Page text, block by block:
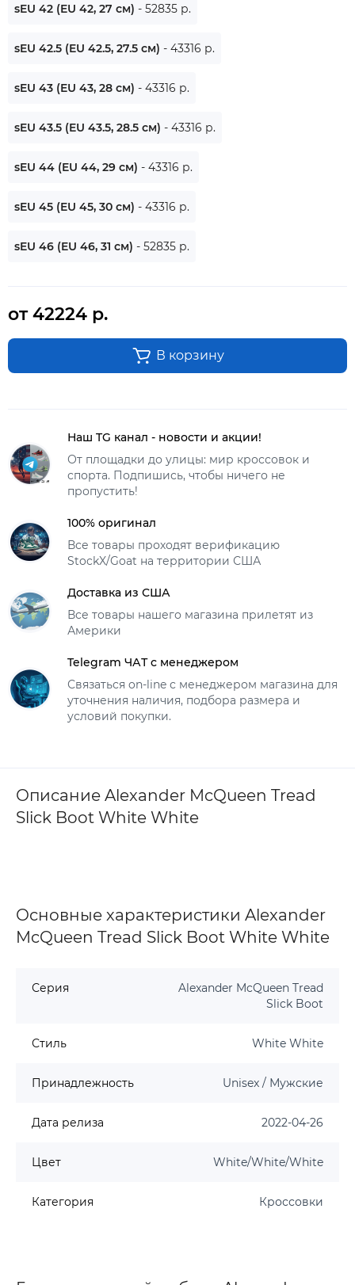
sEU 42 (EU 42, 27 см) - 52835 р.
sEU 42.5 (EU 42.5, 27.5 см) - 43316 р.
sEU 43 (EU 43, 28 см) - 43316 р.
sEU 43.5 (EU 43.5, 28.5 см) - 43316 р.
sEU 44 (EU 44, 29 см) - 43316 р.
sEU 45 (EU 45, 30 см) - 43316 р.
sEU 46 (EU 46, 31 см) - 52835 р.
от 42224 р.
В корзину
Наш TG канал - новости и акции!
От площадки до улицы: мир кроссовок и
спорта. Подпишись, чтобы ничего не
пропустить!
100% оригинал
Все товары проходят верификацию
StockX/Goat на территории США
Доставка из США
Все товары нашего магазина прилетят из
Америки
Telegram ЧАТ с менеджером
Связаться on-line с менеджером магазина для
уточнения наличия, подбора размера и
условий покупки.
Описание Alexander McQueen Tread
Slick Boot White White
Основные характеристики Alexander
McQueen Tread Slick Boot White White
Серия
Alexander McQueen Tread
Slick Boot
Стиль White White
Принадлежность Unisex / Мужские
Дата релиза 2022-04-26
Цвет White/White/White
Категория Кроссовки